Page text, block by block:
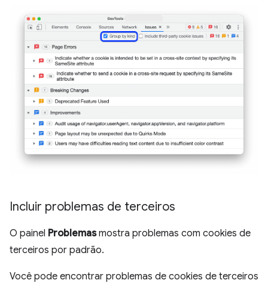
Incluir problemas de terceiros
O painel Problemasmostra problemas com cookies de
terceiros por padrão.
Você pode encontrar problemas de cookies de terceiros